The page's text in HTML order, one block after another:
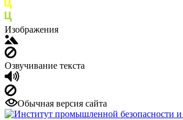
Изображения
Озвучивание текста
Обычная версия сайта